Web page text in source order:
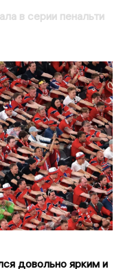
в серии пенальти
довольно ярким и